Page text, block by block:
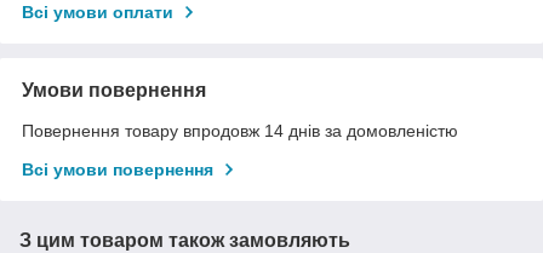
Всі умови оплати
Умови повернення
Повернення товару впродовж 14 днів за домовленістю
Всі умови повернення
З цим товаром також замовляють